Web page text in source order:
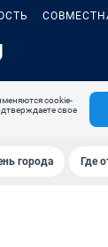
cookie-
свое
города Где